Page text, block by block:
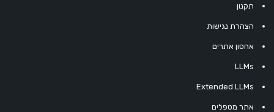
תקנון
הצהרת נגישות
אחסון אתרים
LLMs
Extended LLMs
אתר מטפלים